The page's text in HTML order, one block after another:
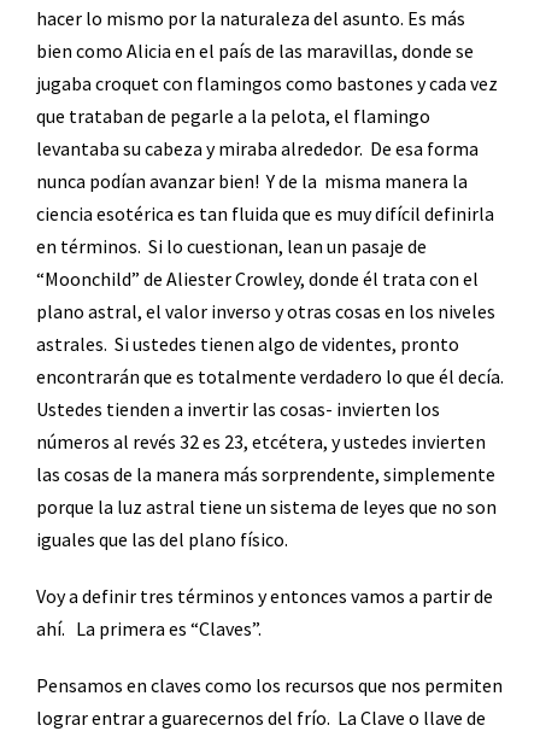
hacer lo mismo por la naturaleza del asunto. Es más
bien como Alicia en el país de las maravillas, donde se
jugaba croquet con flamingos como bastones y cada vez
que trataban de pegarle a la pelota, el flamingo
levantaba su cabeza y miraba alrededor. De esa forma
nunca podían avanzar bien! Y de la misma manera la
ciencia esotérica es tan fluida que es muy difícil definirla
en términos. Si lo cuestionan, lean un pasaje de
“Moonchild” de Aliester Crowley, donde él trata con el
plano astral, el valor inverso y otras cosas en los niveles
astrales. Si ustedes tienen algo de videntes, pronto
encontrarán que es totalmente verdadero lo que él decía.
Ustedes tienden a invertir las cosas- invierten los
números al revés 32 es 23, etcétera, y ustedes invierten
las cosas de la manera más sorprendente, simplemente
porque la luz astral tiene un sistema de leyes que no son
iguales que las del plano físico.
Voy a definir tres términos y entonces vamos a partir de
ahí. La primera es “Claves”.
Pensamos en claves como los recursos que nos permiten
lograr entrar a guarecernos del frío. La Clave o llave de